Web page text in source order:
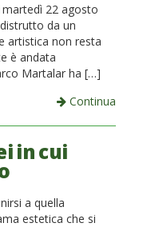
22 agosto
da un
artistica non resta
è andata
Martalar ha […]
Continua
in cui
a quella
estetica che si